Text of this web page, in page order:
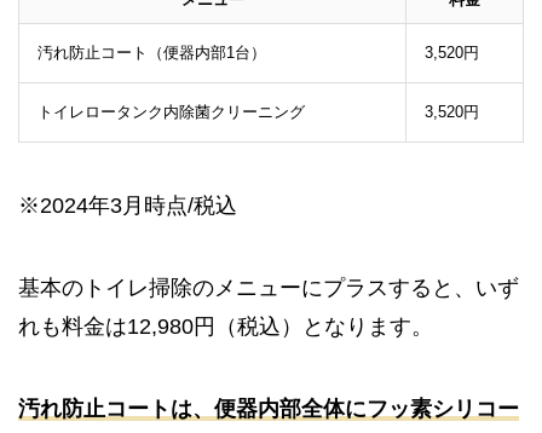
汚れ防止コート（便器内部1台） 3,520円
トイレロータンク内除菌クリーニング 3,520円
※2024年3月時点/税込
基本のトイレ掃除のメニューにプラスすると、いず
れも料金は12,980円（税込）となります。
汚れ防止コートは、便器内部全体にフッ素シリコー